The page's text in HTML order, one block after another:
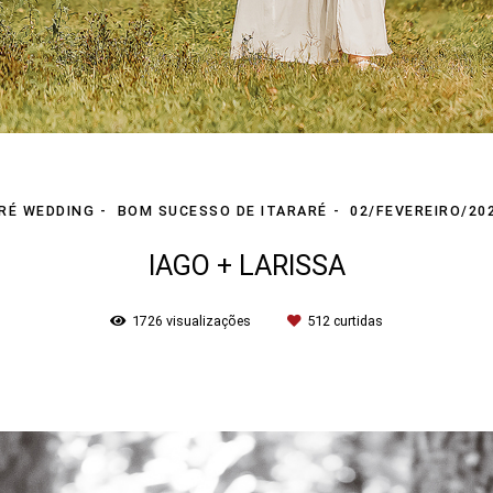
WEDDING BOM SUCESSO DE ITARARÉ 02/FEVEREIRO/
IAGO + LARISSA
1726 visualizações 512 curtidas